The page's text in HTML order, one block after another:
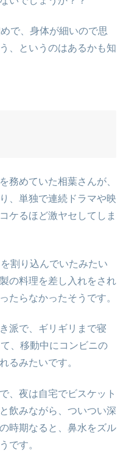
で、身体が細いので思
、というのはあるかも知
務めていた相葉さんが、
、単独で連続ドラマや映
ケるほど激ヤセしてしま
を割り込んでいたみたい
の料理を差し入れをされ
たらなかったそうです。
派で、ギリギリまで寝
、移動中にコンビニの
るみたいです。
、夜は自宅でビスケット
飲みながら、ついつい深
時期なると、鼻水をズル
です。